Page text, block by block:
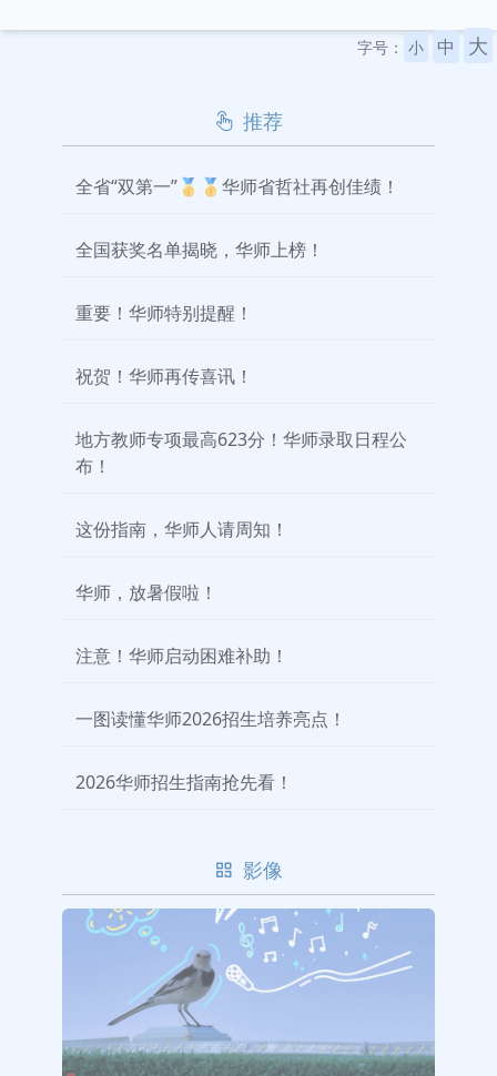
字号： 小 中 大
推荐
全省“双第一”🥇🥇华师省哲社再创佳绩！
全国获奖名单揭晓，华师上榜！
重要！华师特别提醒！
祝贺！华师再传喜讯！
地方教师专项最高623分！华师录取日程公
布！
这份指南，华师人请周知！
华师，放暑假啦！
注意！华师启动困难补助！
一图读懂华师2026招生培养亮点！
2026华师招生指南抢先看！
影像